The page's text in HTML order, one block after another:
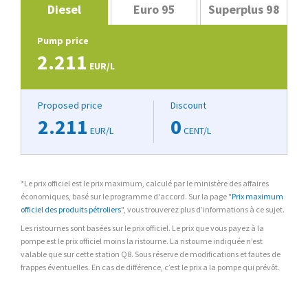
Diesel Euro 95 Superplus 98
Pump price
2.211 EUR/L
Proposed price
2.211 EUR/L
Discount
0 CENT/L
*Le prix officiel est le prix maximum, calculé par le ministère des affaires
économiques, basé sur le programme d'accord. Sur la page "Prix maximum
officiel des produits pétroliers", vous trouverez plus d’informations à ce sujet.
Les ristournes sont basées sur le prix officiel. Le prix que vous payez à la
pompe est le prix officiel moins la ristourne. La ristourne indiquée n’est
valable que sur cette station Q8. Sous réserve de modifications et fautes de
frappes éventuelles. En cas de différence, c’est le prix a la pompe qui prévôt.